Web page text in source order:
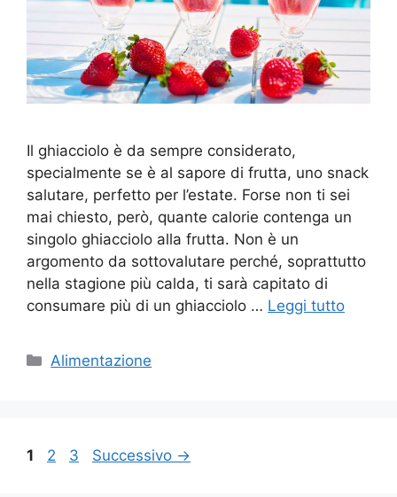
Il ghiacciolo è da sempre considerato,
specialmente se è al sapore di frutta, uno snack
salutare, perfetto per l’estate. Forse non ti sei
mai chiesto, però, quante calorie contenga un
singolo ghiacciolo alla frutta. Non è un
argomento da sottovalutare perché, soprattutto
nella stagione più calda, ti sarà capitato di
consumare più di un ghiacciolo … Leggi tutto
Categorie
Alimentazione
Pagina
1 Pagina
2 Pagina
3 Successivo →